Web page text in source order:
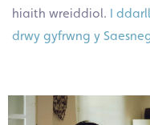
hiaith wreiddiol. I
drwy gyfrwng y